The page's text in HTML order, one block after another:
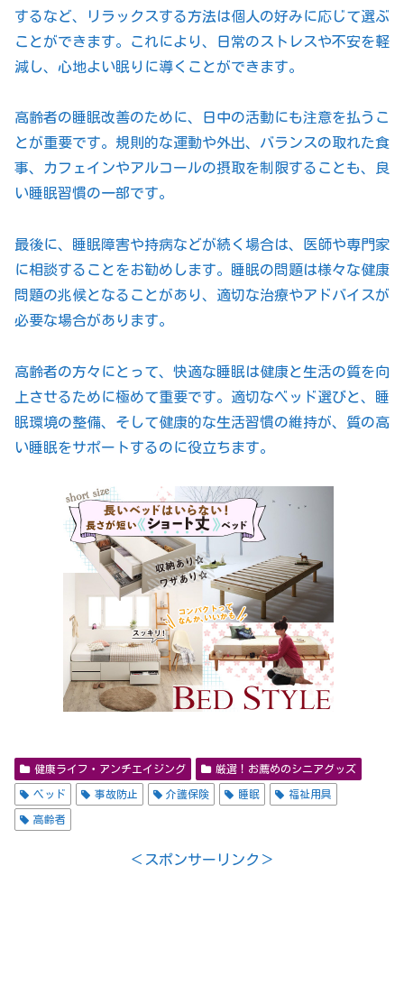
するなど、リラックスする方法は個人の好みに応じて選ぶ
ことができます。これにより、日常のストレスや不安を軽
減し、心地よい眠りに導くことができます。
高齢者の睡眠改善のために、日中の活動にも注意を払うこ
とが重要です。規則的な運動や外出、バランスの取れた食
事、カフェインやアルコールの摂取を制限することも、良
い睡眠習慣の一部です。
最後に、睡眠障害や持病などが続く場合は、医師や専門家
に相談することをお勧めします。睡眠の問題は様々な健康
問題の兆候となることがあり、適切な治療やアドバイスが
必要な場合があります。
高齢者の方々にとって、快適な睡眠は健康と生活の質を向
上させるために極めて重要です。適切なベッド選びと、睡
眠環境の整備、そして健康的な生活習慣の維持が、質の高
い睡眠をサポートするのに役立ちます。
健康ライフ・アンチエイジング 厳選！お薦めのシニアグッズ
ベッド 事故防止 介護保険 睡眠 福祉用具
高齢者
＜スポンサーリンク＞